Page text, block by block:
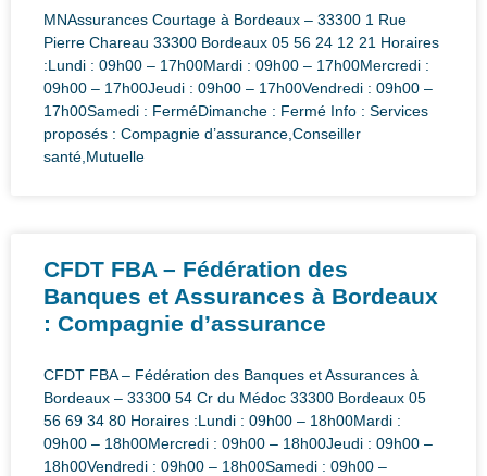
MNAssurances Courtage à Bordeaux – 33300 1 Rue
Pierre Chareau 33300 Bordeaux 05 56 24 12 21 Horaires
:Lundi : 09h00 – 17h00Mardi : 09h00 – 17h00Mercredi :
09h00 – 17h00Jeudi : 09h00 – 17h00Vendredi : 09h00 –
17h00Samedi : FerméDimanche : Fermé Info : Services
proposés : Compagnie d’assurance,Conseiller
santé,Mutuelle
CFDT FBA – Fédération des
Banques et Assurances à Bordeaux
: Compagnie d’assurance
CFDT FBA – Fédération des Banques et Assurances à
Bordeaux – 33300 54 Cr du Médoc 33300 Bordeaux 05
56 69 34 80 Horaires :Lundi : 09h00 – 18h00Mardi :
09h00 – 18h00Mercredi : 09h00 – 18h00Jeudi : 09h00 –
18h00Vendredi : 09h00 – 18h00Samedi : 09h00 –